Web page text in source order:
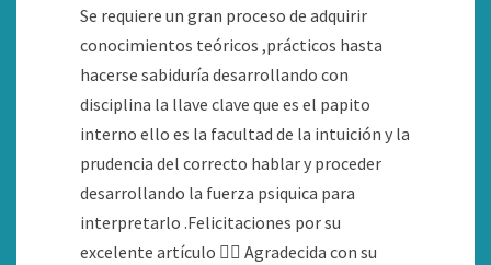
Se requiere un gran proceso de adquirir
conocimientos teóricos ,prácticos hasta
hacerse sabiduría desarrollando con
disciplina la llave clave que es el papito
interno ello es la facultad de la intuición y la
prudencia del correcto hablar y proceder
desarrollando la fuerza psiquica para
interpretarlo .Felicitaciones por su
excelente artículo 👍🏻 Agradecida con su